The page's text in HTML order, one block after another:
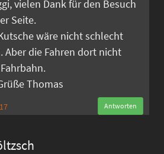
vielen Dank für den Besuch
Seite.
wäre nicht schlecht
Aber die Fahren dort nicht
Thomas
Antworten